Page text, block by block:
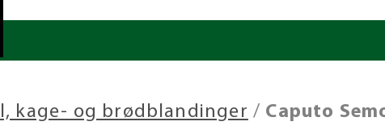
kage- og brødblandinger / Caputo